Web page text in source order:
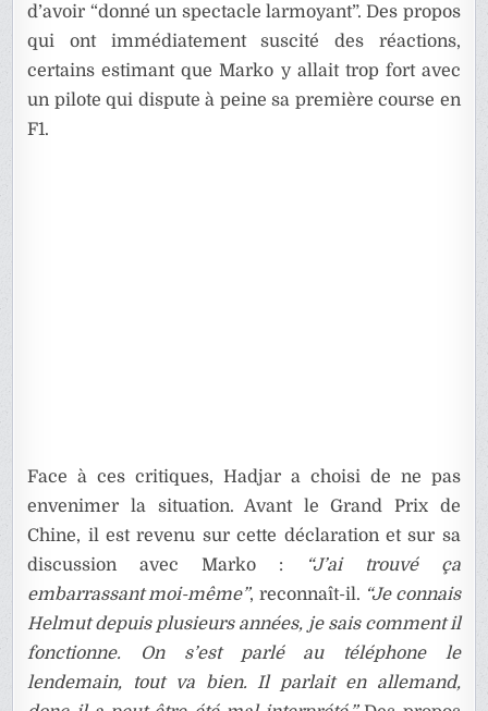
d’avoir “donné un spectacle larmoyant”. Des propos
qui ont immédiatement suscité des réactions,
certains estimant que Marko y allait trop fort avec
un pilote qui dispute à peine sa première course en
F1.
Face à ces critiques, Hadjar a choisi de ne pas
envenimer la situation. Avant le Grand Prix de
Chine, il est revenu sur cette déclaration et sur sa
discussion avec Marko :
“J’ai trouvé ça
embarrassant moi-même”, reconnaît-il. “Je connais
Helmut depuis plusieurs années, je sais comment il
fonctionne. On s’est parlé au téléphone le
lendemain, tout va bien. Il parlait en allemand,